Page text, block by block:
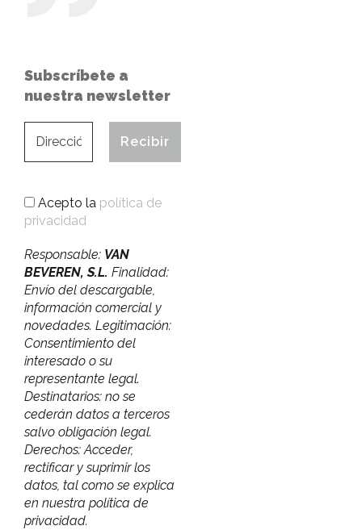
Subscríbete a
nuestra newsletter
Acepto la política de
privacidad
Responsable: VAN
BEVEREN, S.L. Finalidad:
Envío del descargable,
información comercial y
novedades. Legitimación:
Consentimiento del
interesado o su
representante legal.
Destinatarios: no se
cederán datos a terceros
salvo obligación legal.
Derechos: Acceder,
rectificar y suprimir los
datos, tal como se explica
en nuestra política de
privacidad.